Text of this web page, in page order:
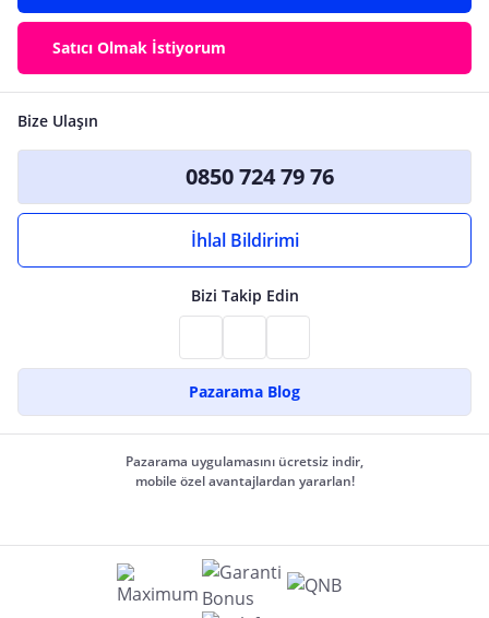
Satıcı Olmak İstiyorum
Bize Ulaşın
0850 724 79 76
İhlal Bildirimi
Bizi Takip Edin
Pazarama Blog
Pazarama uygulamasını ücretsiz indir,
mobile özel avantajlardan yararlan!